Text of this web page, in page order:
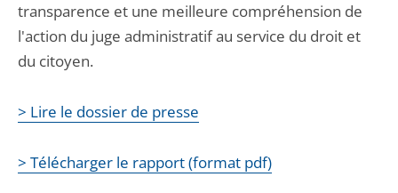
transparence et une meilleure compréhension de
l'action du juge administratif au service du droit et
du citoyen.
> Lire le dossier de presse
> Télécharger le rapport (format pdf)